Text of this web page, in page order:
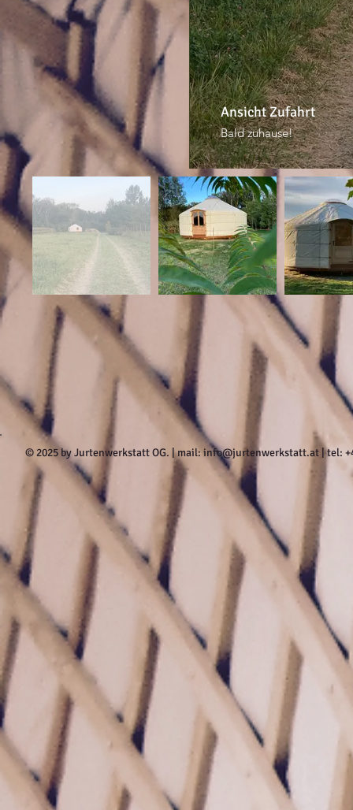
Ansicht Zufahrt
Bald zuhause!
© 2025 by Jurtenwerkstatt OG. | mail:info@jurtenwerkstatt.at | tel: